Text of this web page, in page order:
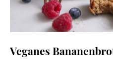
Veganes